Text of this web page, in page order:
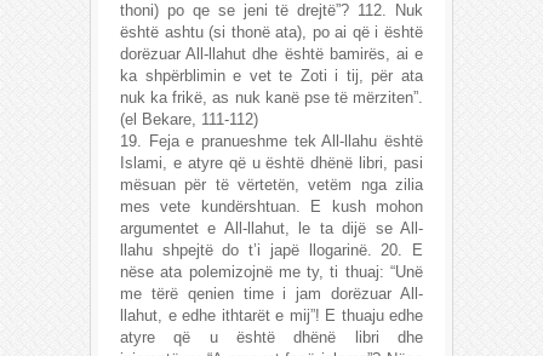
thoni) po qe se jeni të drejtë”? 112. Nuk
është ashtu (si thonë ata), po ai që i është
dorëzuar All-llahut dhe është bamirës, ai e
ka shpërblimin e vet te Zoti i tij, për ata
nuk ka frikë, as nuk kanë pse të mërziten”.
(el Bekare, 111-112)
19. Feja e pranueshme tek All-llahu është
Islami, e atyre që u është dhënë libri, pasi
mësuan për të vërtetën, vetëm nga zilia
mes vete kundërshtuan. E kush mohon
argumentet e All-llahut, le ta dijë se All-
llahu shpejtë do t’i japë llogarinë. 20. E
nëse ata polemizojnë me ty, ti thuaj: “Unë
me tërë qenien time i jam dorëzuar All-
llahut, e edhe ithtarët e mij”! E thuaju edhe
atyre që u është dhënë libri dhe